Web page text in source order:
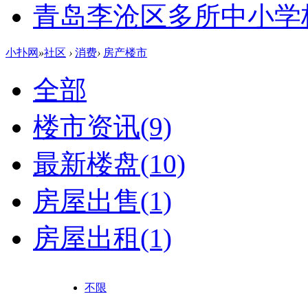
青岛李沧区多所中小
小扑网 »社区 › 消费› 房产楼市
全部
楼市资讯(9)
最新楼盘(10)
房屋出售(1)
房屋出租(1)
不限